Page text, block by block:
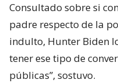
Consultado sobre si
padre respecto de la
indulto, Hunter Biden
tener ese tipo de
públicas”, sostuvo.